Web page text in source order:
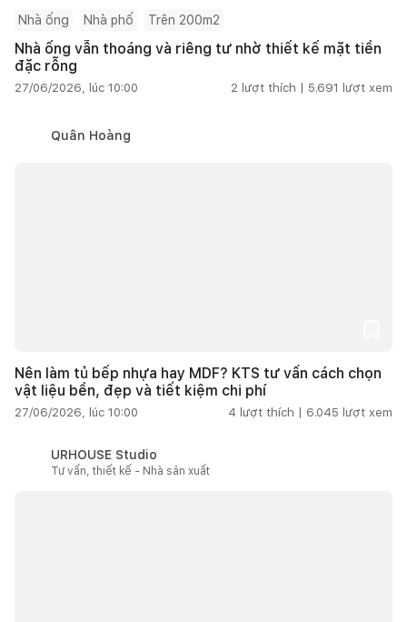
Nhà ống Nhà phố Trên 200m2
Nhà ống vẫn thoáng và riêng tư nhờ thiết kế mặt tiền
đặc rỗng
27/06/2026, lúc 10:00 2 lượt thích | 5.691 lượt xem
Quân Hoàng
Nên làm tủ bếp nhựa hay MDF? KTS tư vấn cách chọn
vật liệu bền, đẹp và tiết kiệm chi phí
27/06/2026, lúc 10:00 4 lượt thích | 6.045 lượt xem
URHOUSE Studio
Tư vấn, thiết kế - Nhà sản xuất